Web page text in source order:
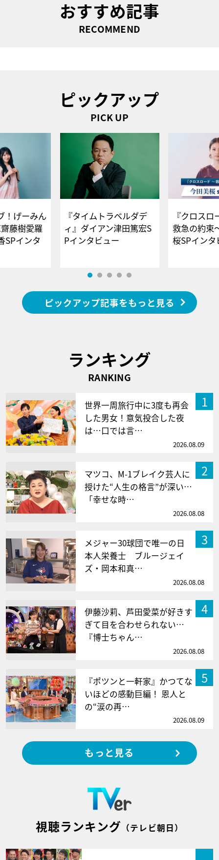
おすすめ記事
RECOMMEND
ピックアップ
PICK UP
！げーみん
藤樹愛羅
SPインタ
『タイムトラベルダデ
ィ』ダイアン津田篤宏S
Pインタビュー
『クロス
救急の約束
桜SPイ
ピックアップ記事をもっと見る
ランキング
RANKING
1
世界一周旅行中に3度も再会
した男女！意気投合した夜
は…口では言…
2026.08.09
2
マツコ、M-1ブレイク芸人に
授けた“人生の格言”が深い…
「幸せな時…
2026.08.08
3
メジャー30球団で唯一の日
本人栄養士 ブルージェイ
ズ・岡本和真…
2026.08.08
4
伊藤沙莉、芦田愛菜が好きす
ぎて目を合わせられない…
『博士ちゃん…
2026.08.08
5
『ポツンと一軒家』かつてな
いほどの感動巨編！ 恩人と
の“涙の再…
2026.08.09
もっと見る
視聴ランキング （テレビ朝日）